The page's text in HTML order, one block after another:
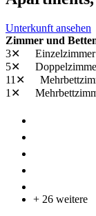
Unterkunft ansehen
Zimmer und
3✕
Einzelzimmer
5✕
11✕
1✕
+ 26 weitere